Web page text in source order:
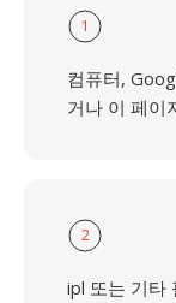
1
컴퓨터,
거나 이 페이
2
ipl 또는 기타